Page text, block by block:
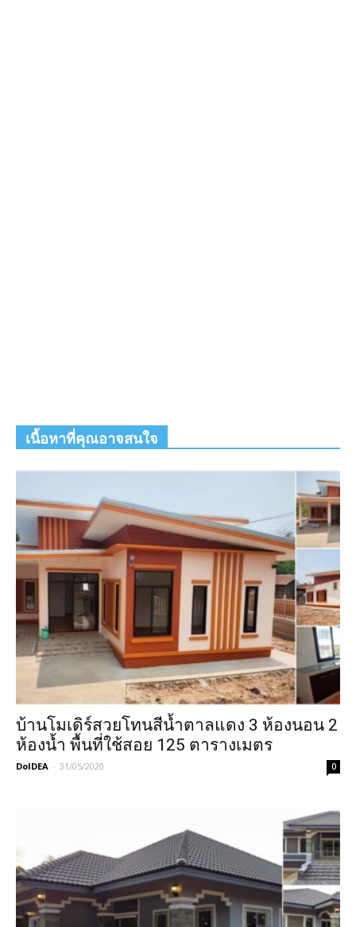
เนื้อหาที่คุณอาจสนใจ
บ้านโมเดิร์สวยโทนสีน้ำตาลแดง 3 ห้องนอน 2
ห้องน้ำ พื้นที่ใช้สอย 125 ตารางเมตร
DoIDEA - 31/05/2020 0